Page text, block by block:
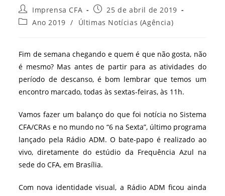
Autor
do
post:
Imprensa CFA
Post
publicado:
25 de abril de 2019
Categoria
Ano 2019 / Últimas Notícias (Agência)
Fim de semana chegando e quem é que não gosta, não
é mesmo? Mas antes de partir para as atividades do
período de descanso, é bom lembrar que temos um
encontro marcado, todas às sextas-feiras, às 11h.
Vamos fazer um balanço do que foi notícia no Sistema
CFA/CRAs e no mundo no “6 na Sexta”, último programa
lançado pela Rádio ADM. O bate-papo é realizado ao
vivo, diretamente do estúdio da Frequência Azul na
sede do CFA, em Brasília.
Com nova identidade visual, a Rádio ADM ficou ainda